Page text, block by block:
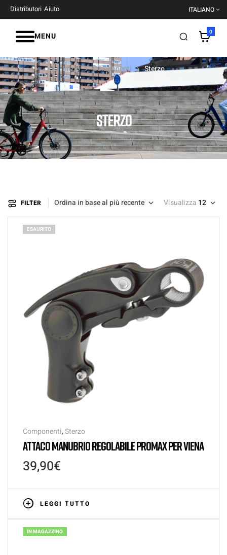
Distributori Aiuto ITALIANO
MENU 0
STERZO
Inizio Componenti Sterzo
FILTER Ordina in base al più recente Visualizza 12
ESAURITO
Componenti,Sterzo
ATTACO MANUBRIO REGOLABILE PROMAX PER VIENA
39,90€
LEGGI TUTTO
IN MAGAZZINO